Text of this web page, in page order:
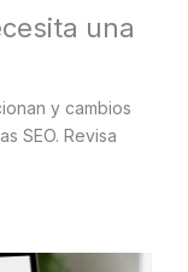
una
y cambios
SEO. Revisa